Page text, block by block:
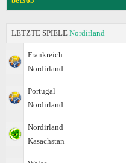
LETZTE SPIELE Nordirland
Frankreich
Nordirland
Portugal
Nordirland
Nordirland
Kasachstan